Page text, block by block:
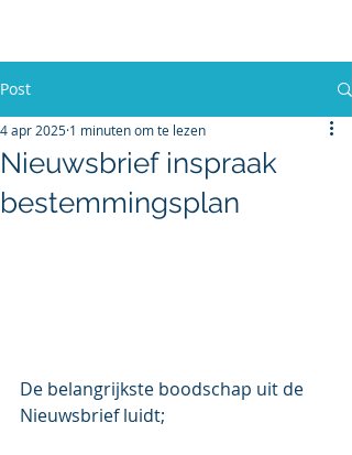
Post
Nieuwsbrief inspraak
bestemmingsplan
4 apr 2025 1 minuten om te lezen
De belangrijkste boodschap uit de
Nieuwsbrief luidt;